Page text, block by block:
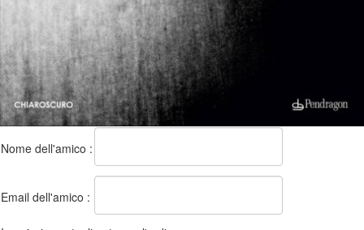
Nome dell'amico :
Email dell'amico :